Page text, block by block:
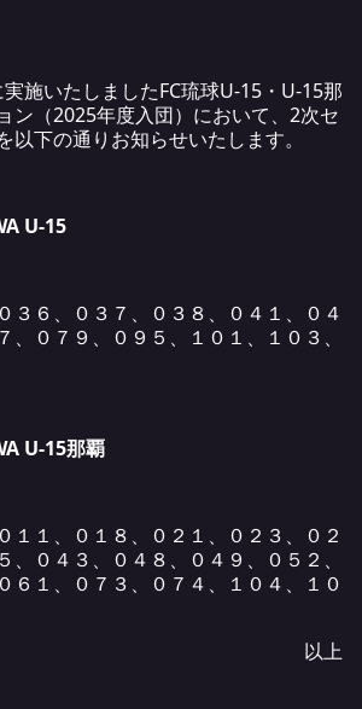
施いたしましたFC琉球U-15・U-15那
ン（2025年度入団）において、2次セ
以下の通りお知らせいたします。
U-15
３６、０３７、０３８、０４１、０４
、０７９、０９５、１０１、１０３、
U-15那覇
１１、０１８、０２１、０２３、０２
、０４３、０４８、０４９、０５２、
６１、０７３、０７４、１０４、１０
以上